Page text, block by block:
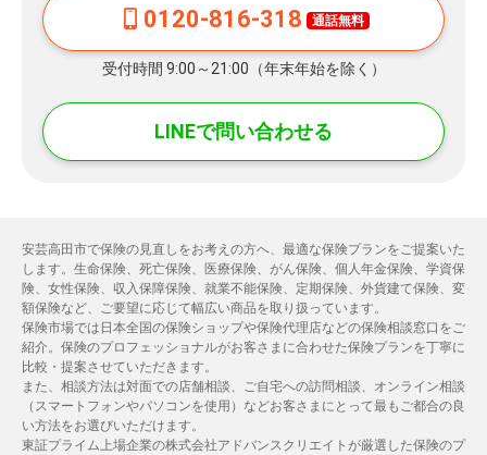
0120-816-318 通話無料
受付時間 9:00～21:00（年末年始を除く）
LINEで問い合わせる
安芸高田市で保険の見直しをお考えの方へ、最適な保険プランをご提案いた
します。生命保険、死亡保険、医療保険、がん保険、個人年金保険、学資保
険、女性保険、収入保障保険、就業不能保険、定期保険、外貨建て保険、変
額保険など、ご要望に応じて幅広い商品を取り扱っています。
保険市場では日本全国の保険ショップや保険代理店などの保険相談窓口をご
紹介。保険のプロフェッショナルがお客さまに合わせた保険プランを丁寧に
比較・提案させていただきます。
また、相談方法は対面での店舗相談、ご自宅への訪問相談、オンライン相談
（スマートフォンやパソコンを使用）などお客さまにとって最もご都合の良
い方法をお選びいただけます。
東証プライム上場企業の株式会社アドバンスクリエイトが厳選した保険のプ